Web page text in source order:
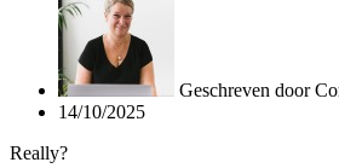
Geschreven door
14/10/2025
Really?